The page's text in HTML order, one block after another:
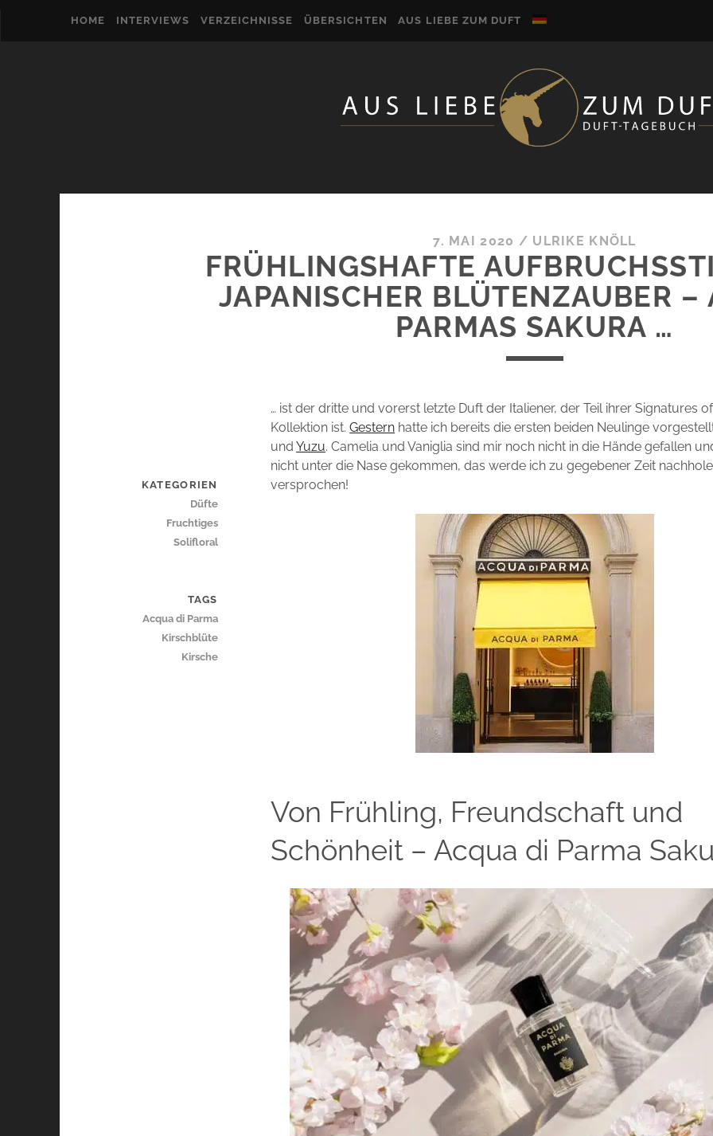
HOME INTERVIEWS VERZEICHNISSE ÜBERSICHTEN AUS LIEBE ZUM DUFT
7. MAI 2020 / ULRIKE KNÖLL
FRÜHLINGSHAFTE
JAPANISCHER BLÜTENZAUBER –
PARMAS SAKURA …
… ist der dritte und vorerst letzte Duft der Italiener, der Teil ihrer Signatures
Kollektion ist.Gestern hatte ich bereits die ersten beiden Neulinge
undYuzu. Camelia und Vaniglia sind mir noch nicht in die Hände gefallen
nicht unter die Nase gekommen, das werde ich zu gegebener Zeit
versprochen!
Von Frühling, Freundschaft und
Schönheit – Acqua di Parma
KATEGORIEN
Düfte
Fruchtiges
Solifloral
TAGS
Acqua di Parma
Kirschblüte
Kirsche